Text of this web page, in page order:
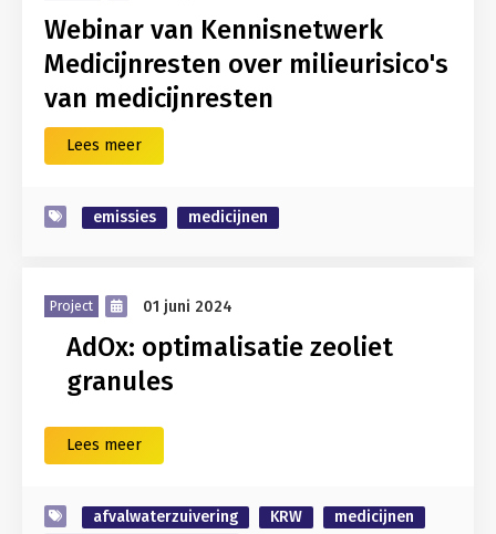
Webinar van Kennisnetwerk
Medicijnresten over milieurisico's
van medicijnresten
Lees meer
emissies medicijnen
Project 01 juni 2024
AdOx: optimalisatie zeoliet
granules
Lees meer
afvalwaterzuivering KRW
medicijnen